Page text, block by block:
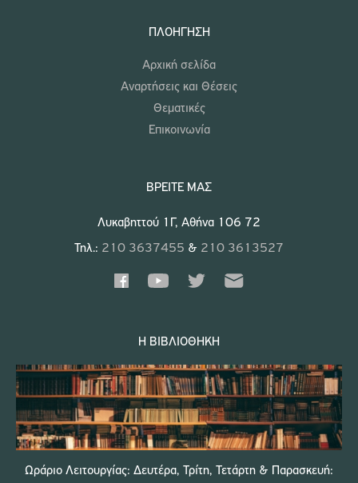
ΠΛΟΉΓΗΣΗ
Αρχική σελίδα
Αναρτήσεις και Θέσεις
Θεματικές
Επικοινωνία
ΒΡΕΊΤΕ ΜΑΣ
Λυκαβηττού 1Γ, Αθήνα 106 72
Τηλ.: 210 3637455 & 210 3613527
Η ΒΙΒΛΙΟΘΉΚΗ
Ωράριο Λειτουργίας: Δευτέρα, Τρίτη, Τετάρτη & Παρασκευή: